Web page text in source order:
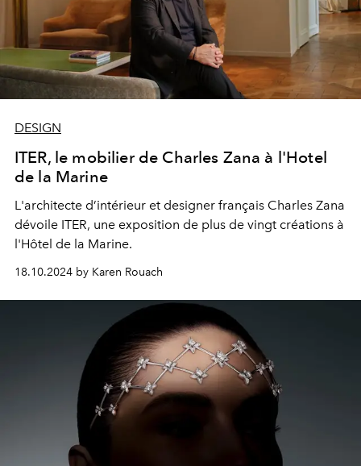
DESIGN
ITER, le mobilier de Charles Zana à l'Hotel
de la Marine
L'architecte d’intérieur et designer français Charles Zana
dévoile ITER, une exposition de plus de vingt créations à
l'Hôtel de la Marine.
18.10.2024 by Karen Rouach